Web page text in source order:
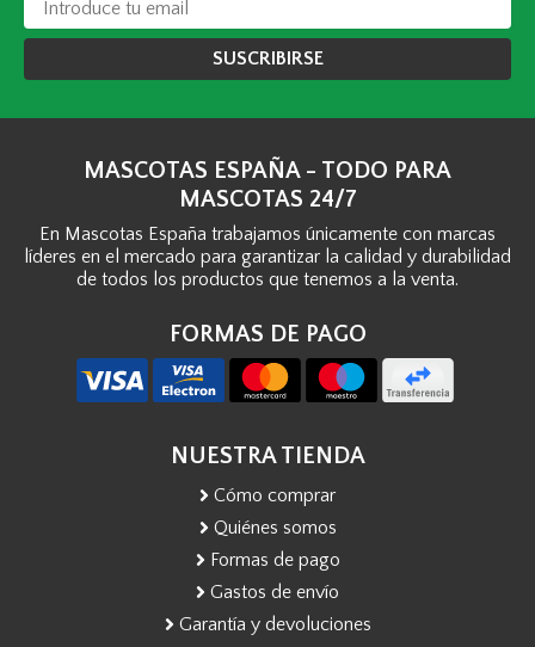
SUSCRIBIRSE
MASCOTAS ESPAÑA - TODO PARA
MASCOTAS 24/7
En Mascotas España trabajamos únicamente con marcas
líderes en el mercado para garantizar la calidad y durabilidad
de todos los productos que tenemos a la venta.
FORMAS DE PAGO
NUESTRA TIENDA
Cómo comprar
Quiénes somos
Formas de pago
Gastos de envío
Garantía y devoluciones